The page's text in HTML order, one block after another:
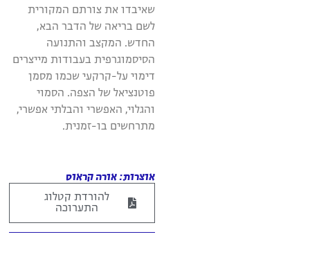
שאיבדו את צורתם המקורית
לשם בריאה של הדבר הבא,
החדש. המקצב והתנועה
הסיסמוגרפית בעבודות מייצרים
דימוי על-קרקעי שכמו מסמן
פוטנציאל של הצפה. הסמוי
והגלוי, האפשרי והבלתי אפשרי,
מתרחשים בו-זמנית.
אוצרות: אורה קראוס
להורדת קטלוג
התערוכה